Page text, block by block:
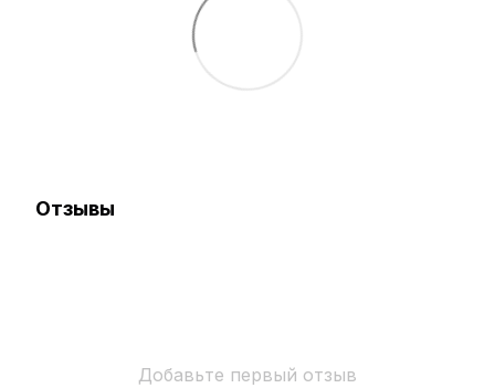
Отзывы
Добавьте первый отзыв